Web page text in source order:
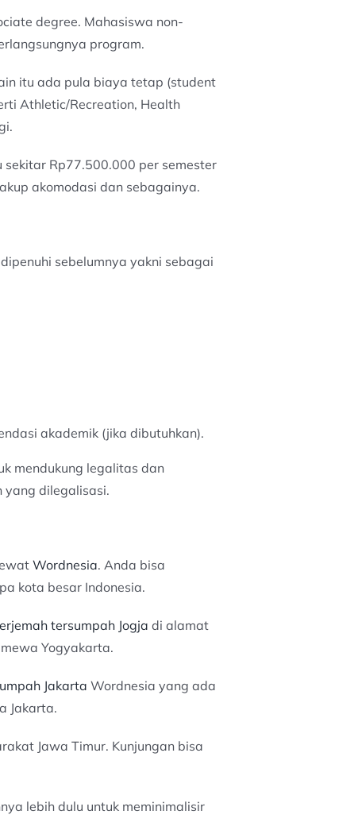
degree. Mahasiswa non-
program.
itu ada pula biaya tetap (student
Athletic/Recreation, Health
Rp77.500.000 per semester
akomodasi dan sebagainya.
sebelumnya yakni sebagai
akademik (jika dibutuhkan).
mendukung legalitas dan
yang dilegalisasi.
Wordnesia. Anda bisa
kota besar Indonesia.
tersumpah Jogja di alamat
Yogyakarta.
Jakarta Wordnesia yang ada
Jakarta.
Jawa Timur. Kunjungan bisa
lebih dulu untuk meminimalisir